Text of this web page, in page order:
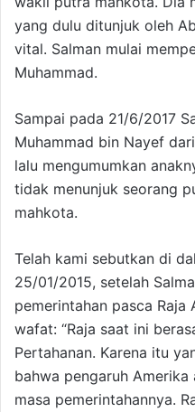
yang dulu ditunjuk oleh
vital. Salman mulai
Muhammad.
Sampai pada 21/6/2017
Muhammad bin Nayef
lalu mengumumkan
tidak menunjuk seorang
mahkota.
Telah kami sebutkan di
25/01/2015, setelah
pemerintahan pasca
wafat: “Raja saat ini
Pertahanan. Karena itu
bahwa pengaruh
masa pemerintahannya.